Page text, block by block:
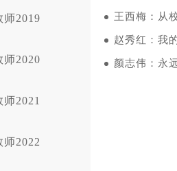
师2019
师2020
2021
师2022
王西梅：从
赵秀红：我
颜志伟：永